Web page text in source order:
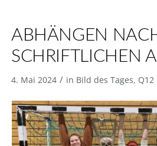
ABHÄNGEN
SCHRIFTLICHEN
4. Mai 2024 / in Bild des Tages, Q12